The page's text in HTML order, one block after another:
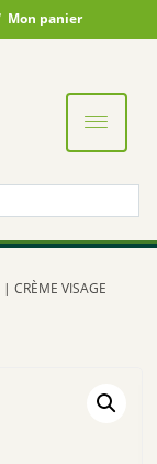
Mon panier
:
| CRÈME VISAGE